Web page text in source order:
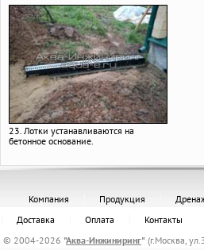
23. Лотки устанавливаются на
бетонное основание.
Компания Продукция
Доставка
Оплата Контакты
© 2004-2026 "Аква-Инжиниринг" (г.Москва,